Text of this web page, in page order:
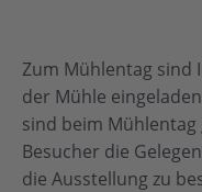
Zum Mühlentag sind
der Mühle
sind beim
Besucher die
die Ausstellung zu